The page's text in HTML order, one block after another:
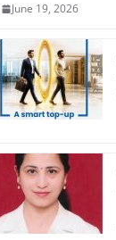
June 19, 2026